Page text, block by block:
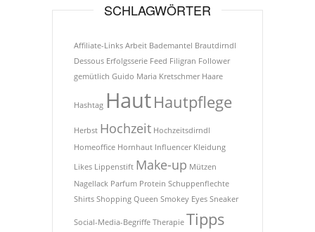
SCHLAGWÖRTER
Affiliate-Links Arbeit Bademantel Brautdirndl
Dessous Erfolgsserie Feed Filigran Follower
gemütlich Guido Maria Kretschmer Haare
Hashtag HautHautpflege
Herbst Hochzeit Hochzeitsdirndl
Homeoffice Hornhaut Influencer Kleidung
Likes Lippenstift Make-up Mützen
Nagellack Parfum Protein Schuppenflechte
Shirts Shopping Queen Smokey Eyes Sneaker
Social-Media-Begriffe Therapie Tipps